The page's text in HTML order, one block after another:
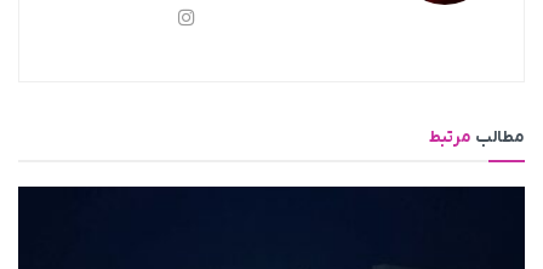
مطالب مرتبط